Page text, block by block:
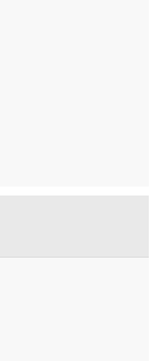
のご来店を心